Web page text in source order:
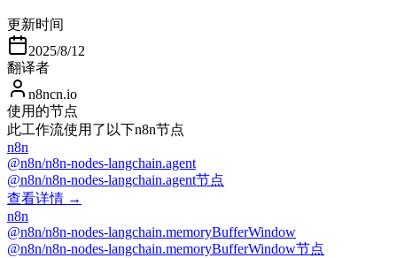
更新时间
2025/8/12
翻译者
n8ncn.io
使用的节点
此工作流使用了以下n8n节点
n8n
@n8n/n8n-nodes-langchain.agent
@n8n/n8n-nodes-langchain.agent节点
查看详情 →
n8n
@n8n/n8n-nodes-langchain.memoryBufferWindow
@n8n/n8n-nodes-langchain.memoryBufferWindow节点